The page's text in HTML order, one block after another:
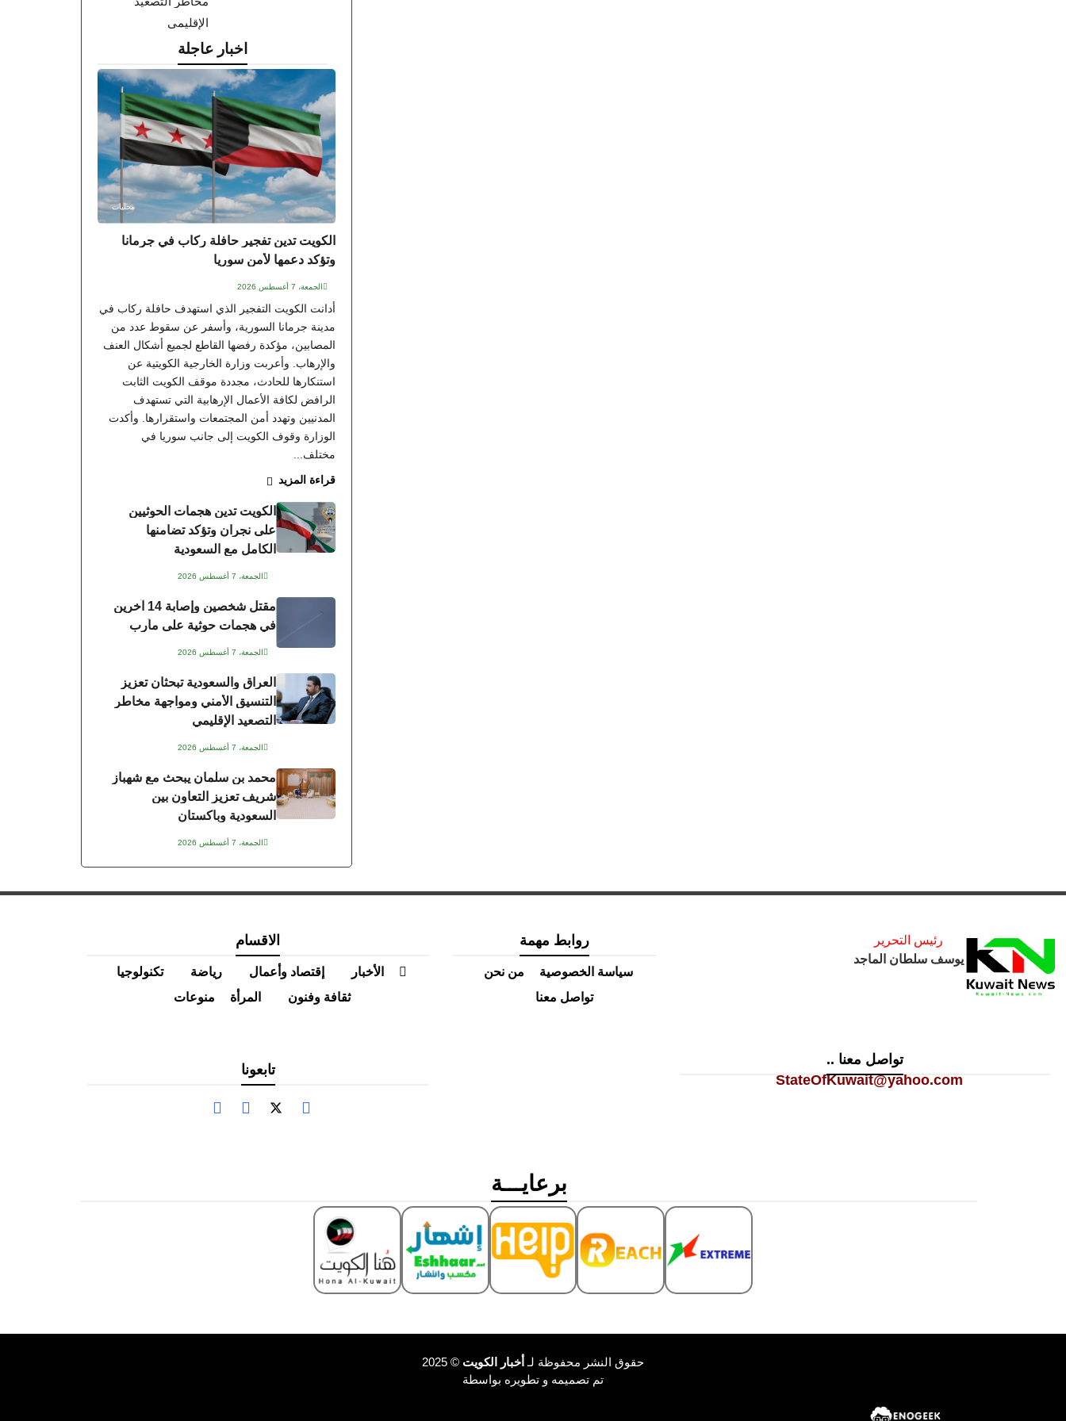
الإقليمي
اخبار عاجلة
محليات
الكويت تدين تفجير حافلة ركاب في جرمانا
وتؤكد دعمها لأمن سوريا
الجمعة، 7 أغسطس 2026
أدانت الكويت التفجير الذي استهدف حافلة ركاب في
مدينة جرمانا السورية، وأسفر عن سقوط عدد من
المصابين، مؤكدة رفضها القاطع لجميع أشكال العنف
والإرهاب. وأعربت وزارة الخارجية الكويتية عن
استنكارها للحادث، مجددة موقف الكويت الثابت
الرافض لكافة الأعمال الإرهابية التي تستهدف
المدنيين وتهدد أمن المجتمعات واستقرارها. وأكدت
الوزارة وقوف الكويت إلى جانب سوريا في
مختلف...
قراءة المزيد
الكويت تدين هجمات الحوثيين
على نجران وتؤكد تضامنها
الكامل مع السعودية
الجمعة، 7 أغسطس 2026
مقتل شخصين وإصابة 14 آخرين
في هجمات حوثية على مأرب
الجمعة، 7 أغسطس 2026
العراق والسعودية تبحثان تعزيز
التنسيق الأمني ومواجهة مخاطر
التصعيد الإقليمي
الجمعة، 7 أغسطس 2026
محمد بن سلمان يبحث مع شهباز
شريف تعزيز التعاون بين
السعودية وباكستان
الجمعة، 7 أغسطس 2026
رئيس التحرير
يوسف سلطان الماجد
تواصل معنا ..
StateOfKuwait@yahoo.com
روابط مهمة
سياسة الخصوصية
من نحن
تواصل معنا
الاقسام
الأخبار إقتصاد وأعمال رياضة
تكنولوجيا
ثقافة وفنون
المرأة منوعات
تابعونا
برعايـــة
حقوق النشر محفوظة لـ أخبار الكويت © 2025
تم تصميمه و تطويره بواسطة